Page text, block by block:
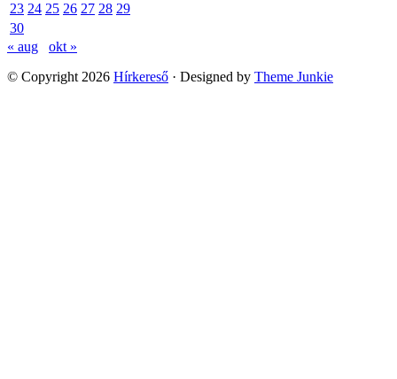
23 24 25 26 27 28 29
30
« aug
okt »
© Copyright 2026 Hírkereső · Designed by Theme Junkie